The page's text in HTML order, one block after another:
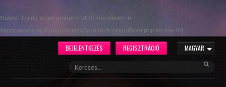
Notice: Trying to get property 'id' of non-object in
/mnt/www/music4youhu/music4you.hu/frontend/user.php on line 50
MAGYAR
REGISZTRÁCIÓ
BEJELENTKEZÉS